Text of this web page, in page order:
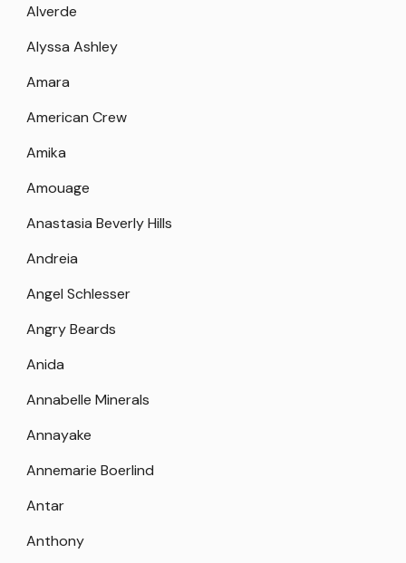
Alverde
Alyssa Ashley
Amara
American Crew
Amika
Amouage
Anastasia Beverly Hills
Andreia
Angel Schlesser
Angry Beards
Anida
Annabelle Minerals
Annayake
Annemarie Boerlind
Antar
Anthony